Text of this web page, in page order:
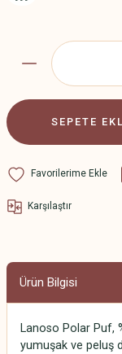
SEPETE
Karşılaştır
Ürün Bilgisi
Lanoso Polar Puf,
yumuşak ve peluş